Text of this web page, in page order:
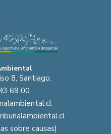
8, Santiago.
69 00
sobre causas)